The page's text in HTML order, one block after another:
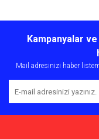
Bu
tarafımıza iletebilirsiniz.
Görüş ve önerileriniz
Ürün resmi
Ürün
Ürün fiyatı diğer
Kampanyalar
Mail adresinizi haber